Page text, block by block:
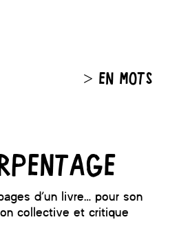
> EN MOTS
d’un livre… pour son
collective et critique